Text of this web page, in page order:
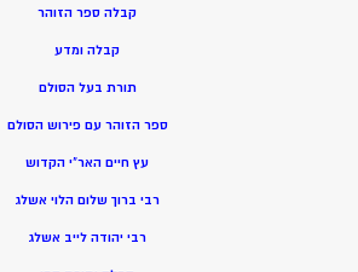
קבלה ספר הזוהר
קבלה ומדע
תורת בעל הסולם
ספר הזוהר עם פירוש הסולם
עץ חיים האר”י הקדוש
רבי ברוך שלום הלוי אשלג
רבי יהודה לייב אשלג